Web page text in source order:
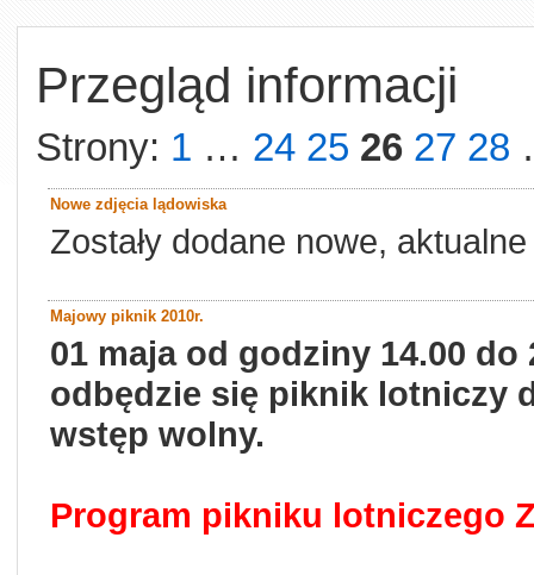
Przegląd informacji
Strony: 1 … 24 25 26 27 28
Nowe zdjęcia lądowiska
Zostały dodane nowe,
Majowy piknik 2010r.
01 maja od godziny 14.00
odbędzie się piknik lotniczy
wstęp wolny.
Program pikniku lotniczego